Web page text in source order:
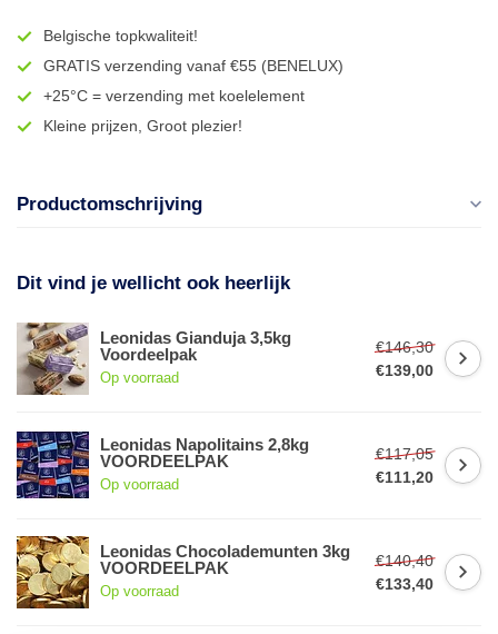
Belgische topkwaliteit!
GRATIS verzending vanaf €55 (BENELUX)
+25°C = verzending met koelelement
Kleine prijzen, Groot plezier!
Productomschrijving
Dit vind je wellicht ook heerlijk
Leonidas Gianduja 3,5kg
Voordeelpak
Op voorraad
€146,30
€139,00
Leonidas Napolitains 2,8kg
VOORDEELPAK
Op voorraad
€117,05
€111,20
Leonidas Chocolademunten 3kg
VOORDEELPAK
Op voorraad
€140,40
€133,40